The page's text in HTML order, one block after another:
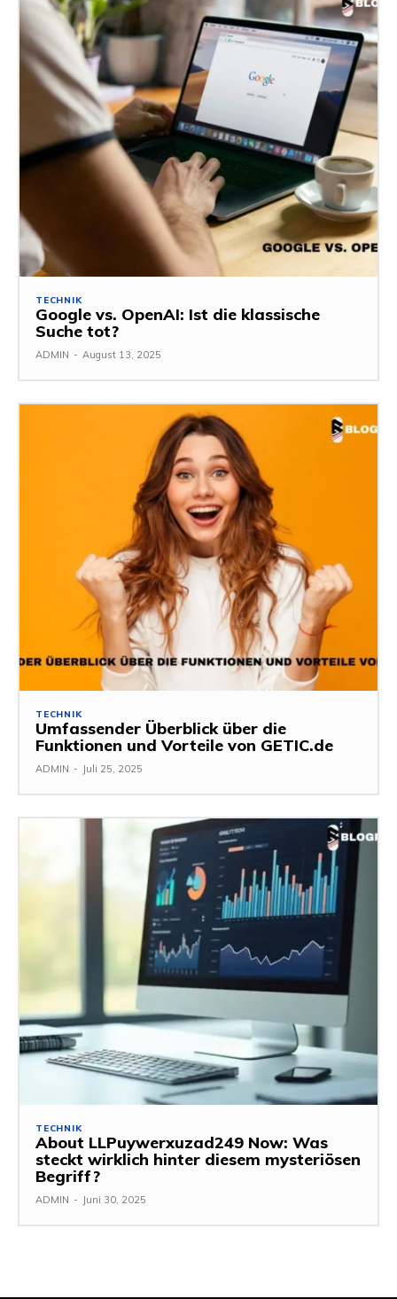
TECHNIK
Google vs. OpenAI: Ist die klassische
Suche tot?
ADMIN - August 13, 2025
TECHNIK
Umfassender Überblick über die
Funktionen und Vorteile von GETIC.de
ADMIN - Juli 25, 2025
TECHNIK
About LLPuywerxuzad249 Now: Was
steckt wirklich hinter diesem mysteriösen
Begriff?
ADMIN - Juni 30, 2025